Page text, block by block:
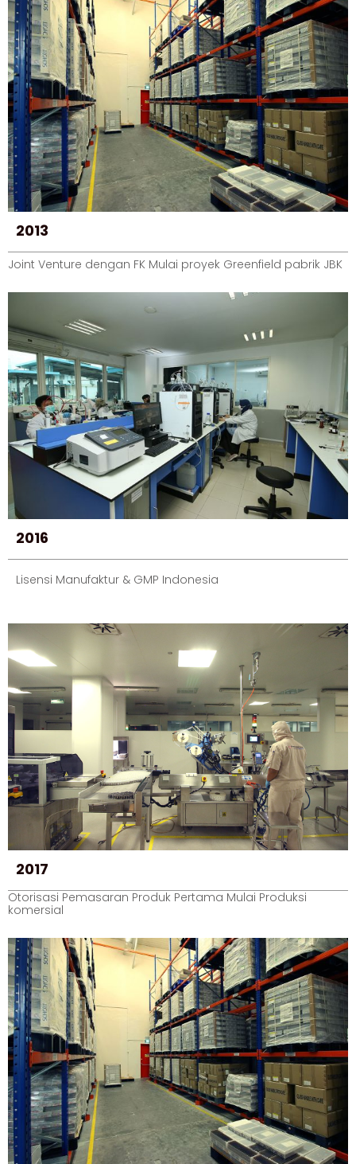
2013
Joint Venture dengan FK Mulai proyek Greenfield pabrik JBK
2016
Lisensi Manufaktur & GMP Indonesia
2017
Otorisasi Pemasaran Produk Pertama Mulai Produksi
komersial